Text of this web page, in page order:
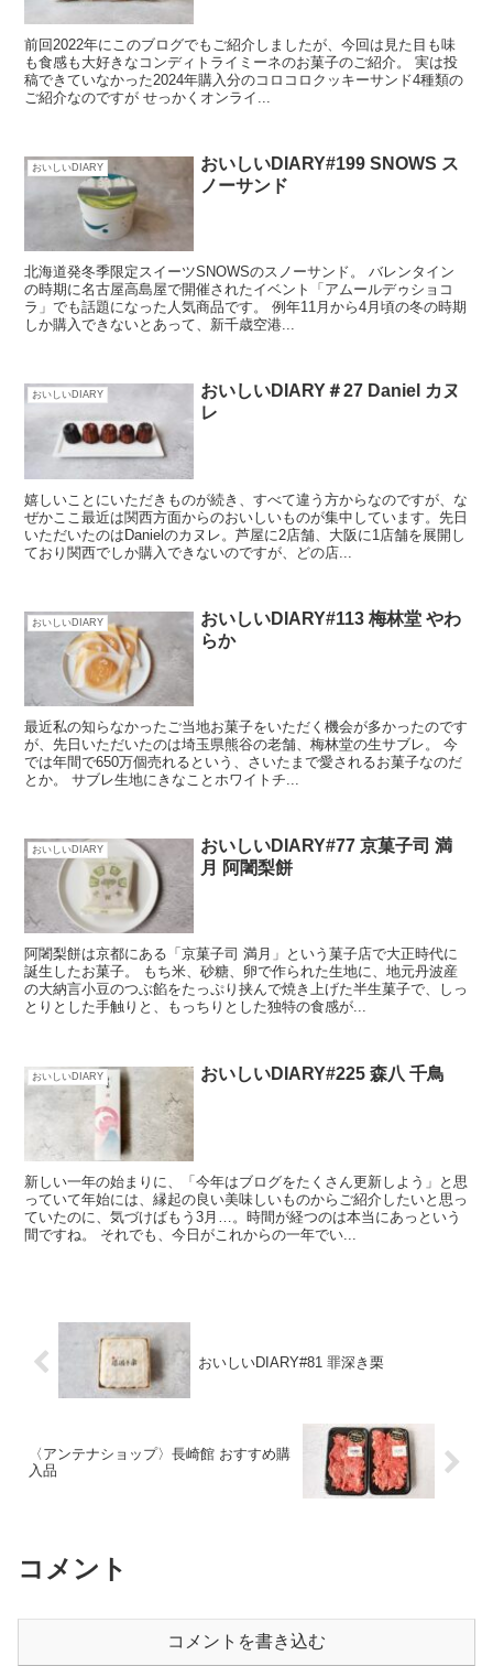
前回2022年にこのブログでもご紹介しましたが、今回は見た目も味
も食感も大好きなコンディトライミーネのお菓子のご紹介。 実は投
稿できていなかった2024年購入分のコロコロクッキーサンド4種類の
ご紹介なのですが せっかくオンライ...
おいしいDIARY
おいしいDIARY#199 SNOWS ス
ノーサンド
北海道発冬季限定スイーツSNOWSのスノーサンド。 バレンタイン
の時期に名古屋高島屋で開催されたイベント「アムールデゥショコ
ラ」でも話題になった人気商品です。 例年11月から4月頃の冬の時期
しか購入できないとあって、新千歳空港...
おいしいDIARY
おいしいDIARY＃27 Daniel カヌ
レ
嬉しいことにいただきものが続き、すべて違う方からなのですが、な
ぜかここ最近は関西方面からのおいしいものが集中しています。先日
いただいたのはDanielのカヌレ。芦屋に2店舗、大阪に1店舗を展開し
ており関西でしか購入できないのですが、どの店...
おいしいDIARY
おいしいDIARY#113 梅林堂 やわ
らか
最近私の知らなかったご当地お菓子をいただく機会が多かったのです
が、先日いただいたのは埼玉県熊谷の老舗、梅林堂の生サブレ。 今
では年間で650万個売れるという、さいたまで愛されるお菓子なのだ
とか。 サブレ生地にきなことホワイトチ...
おいしいDIARY
おいしいDIARY#77 京菓子司 満
月 阿闍梨餅
阿闍梨餅は京都にある「京菓子司 満月」という菓子店で大正時代に
誕生したお菓子。 もち米、砂糖、卵で作られた生地に、地元丹波産
の大納言小豆のつぶ餡をたっぷり挟んで焼き上げた半生菓子で、しっ
とりとした手触りと、もっちりとした独特の食感が...
おいしいDIARY おいしいDIARY#225 森八 千鳥
新しい一年の始まりに、「今年はブログをたくさん更新しよう」と思
っていて年始には、縁起の良い美味しいものからご紹介したいと思っ
ていたのに、気づけばもう3月…。時間が経つのは本当にあっという
間ですね。 それでも、今日がこれからの一年でい...
おいしいDIARY#81 罪深き栗
〈アンテナショップ〉長崎館 おすすめ購
入品
コメント
コメントを書き込む